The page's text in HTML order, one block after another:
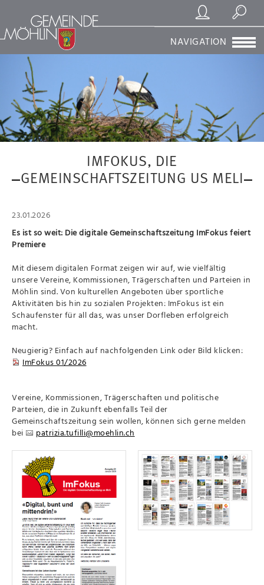
Registrierung/Login
Suchen
NAVIGATION
IMFOKUS, DIE
GEMEINSCHAFTSZEITUNG US MELI
23.01.2026
Es ist so weit: Die digitale Gemeinschaftszeitung ImFokus feiert
Premiere
Mit diesem digitalen Format zeigen wir auf, wie vielfältig
unsere Vereine, Kommissionen, Trägerschaften und Parteien in
Möhlin sind. Von kulturellen Angeboten über sportliche
Aktivitäten bis hin zu sozialen Projekten: ImFokus ist ein
Schaufenster für all das, was unser Dorfleben erfolgreich
macht.
Neugierig? Einfach auf nachfolgenden Link oder Bild klicken:
ImFokus 01/2026
Vereine, Kommissionen, Trägerschaften und politische
Parteien, die in Zukunft ebenfalls Teil der
Gemeinschaftszeitung sein wollen, können sich gerne melden
bei
patrizia.tufilli@moehlin.ch